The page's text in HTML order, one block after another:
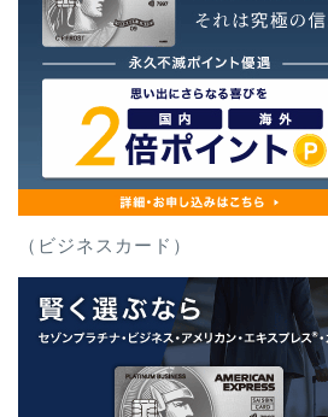
（ビジネスカード）